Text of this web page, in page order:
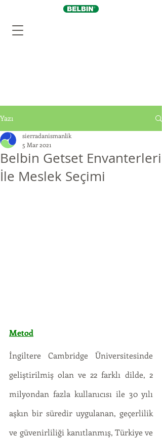
Yazı
Belbin Getset Envanterleri
İle Meslek Seçimi
sierradanismanlik
5 Mar 2021
Metod
İngiltere Cambridge Üniversitesinde
geliştirilmiş olan ve 22 farklı dilde, 2
milyondan fazla kullanıcısı ile 30 yılı
aşkın bir süredir uygulanan, geçerlilik
ve güvenirliliği kanıtlanmış, Türkiye ve